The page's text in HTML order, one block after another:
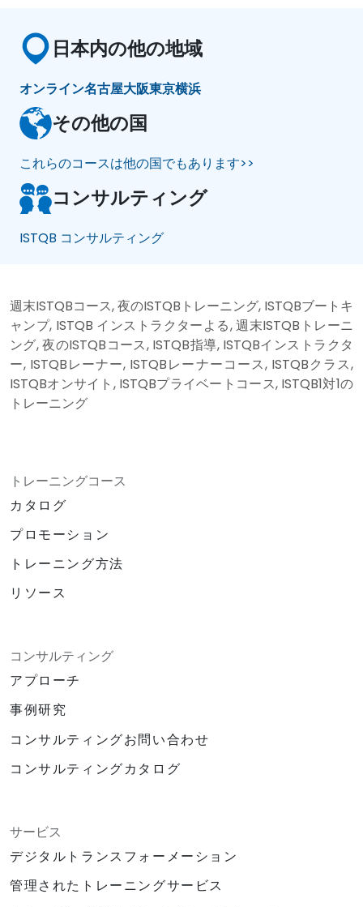
日本内の他の地域
オンライン名古屋大阪東京横浜
その他の国
これらのコースは他の国でもあります>>
コンサルティング
ISTQB コンサルティング
週末ISTQBコース, 夜のISTQBトレーニング, ISTQBブートキ
ャンプ, ISTQB インストラクターよる, 週末ISTQBトレーニ
ング, 夜のISTQBコース, ISTQB指導, ISTQBインストラクタ
ー, ISTQBレーナー, ISTQBレーナーコース, ISTQBクラス,
ISTQBオンサイト, ISTQBプライベートコース, ISTQB1対1の
トレーニング
トレーニングコース
カタログ
プロモーション
トレーニング方法
リソース
コンサルティング
アプローチ
事例研究
コンサルティングお問い合わせ
コンサルティングカタログ
サービス
デジタルトランスフォーメーション
管理されたトレーニングサービス